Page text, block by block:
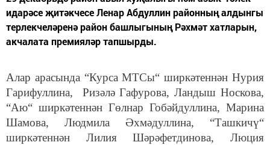
идарәсе җитәкчесе Ленар Абдуллин районның алдынгы
терлекчеләренә район башлыгының Рәхмәт хатларын,
акчалата премияләр тапшырды.
Алар арасында “Курса МТСы“ ширкәтеннән Нурия
Гарифуллина, Ризәлә Гафурова, Ландыш Носкова,
“Аю“ ширкәтеннән Гөлнар Гобәйдуллина, Марина
Шамова, Людмила Әхмәдуллина, “Ташкичү“
ширкәтеннән Лилия Шәрәфетдинова, Люция